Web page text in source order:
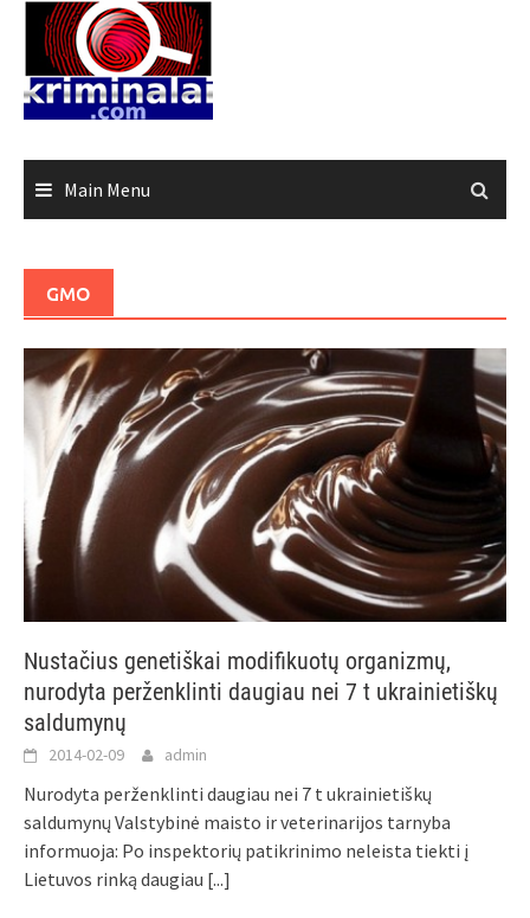
content
Main Menu
GMO
Nustačius genetiškai modifikuotų organizmų,
nurodyta perženklinti daugiau nei 7 t ukrainietiškų
saldumynų
2014-02-09 admin
Nurodyta perženklinti daugiau nei 7 t ukrainietiškų
saldumynų Valstybinė maisto ir veterinarijos tarnyba
informuoja: Po inspektorių patikrinimo neleista tiekti į
Lietuvos rinką daugiau [...]